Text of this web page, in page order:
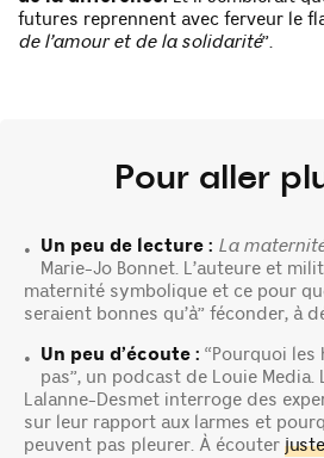
futures reprennent avec ferveur le
de l’amour et de la solidarité”.
Pour aller
• Un peu de lecture : La
Marie-Jo Bonnet. L’auteure et
maternité symbolique et ce pour
seraient bonnes qu’à” féconder, à
• Un peu d’écoute : “Pourquoi les
pas”, un podcast de Louie
Lalanne-Desmet interroge des
sur leur rapport aux larmes et
peuvent pas pleurer. À écouter